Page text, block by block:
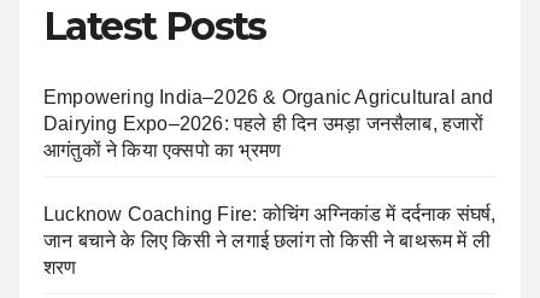
Latest Posts
Empowering India–2026 & Organic Agricultural and
Dairying Expo–2026: पहले ही दिन उमड़ा जनसैलाब, हजारों
आगंतुकों ने किया एक्सपो का भ्रमण
Lucknow Coaching Fire: कोचिंग अग्निकांड में दर्दनाक संघर्ष,
जान बचाने के लिए किसी ने लगाई छलांग तो किसी ने बाथरूम में ली
शरण